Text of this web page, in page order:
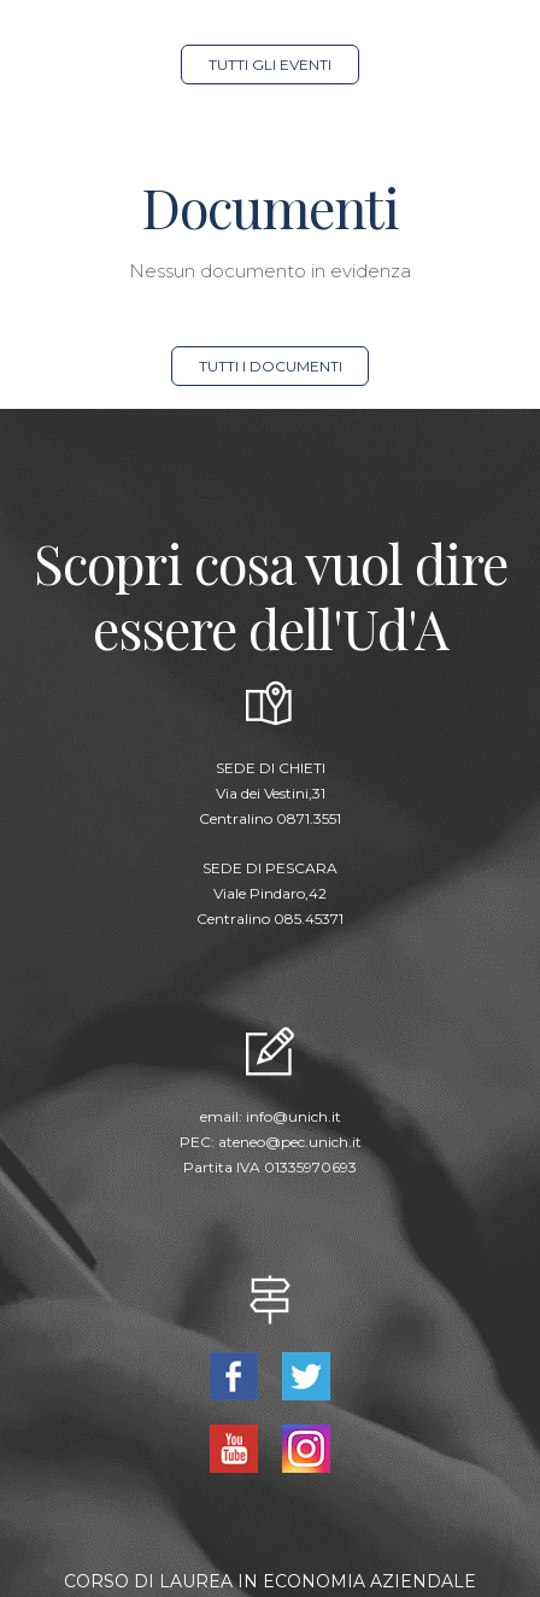
TUTTI GLI EVENTI
Documenti
Nessun documento in evidenza
TUTTI I DOCUMENTI
Scopri cosa vuol dire
essere dell'Ud'A
SEDE DI CHIETI
Via dei Vestini,31
Centralino 0871.3551
SEDE DI PESCARA
Viale Pindaro,42
Centralino 085.45371
email: info@unich.it
PEC: ateneo@pec.unich.it
Partita IVA 01335970693
CORSO DI LAUREA IN ECONOMIA AZIENDALE